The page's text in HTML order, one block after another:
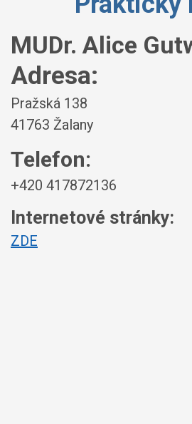
MUDr. Alice
Adresa:
Pražská 138
41763 Žalany
Telefon:
+420 417872136
Internetové stránky:
ZDE